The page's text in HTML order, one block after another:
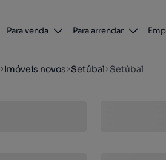
Para venda Para arrendar
Imóveis novos Setúbal Setúbal